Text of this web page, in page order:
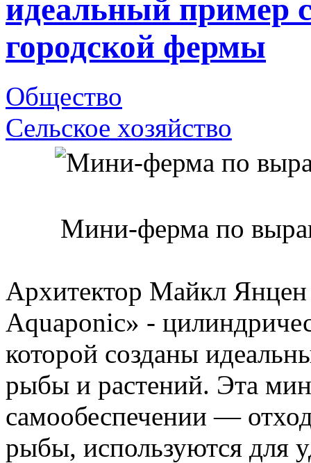
идеальный пример
городской фермы
Общество
Сельское хозяйство
Мини-ферма по
Архитектор Майкл Янцен
Aquaponic» -
которой созданы
рыбы и растений. Эта
самообеспечении —
рыбы, используются для